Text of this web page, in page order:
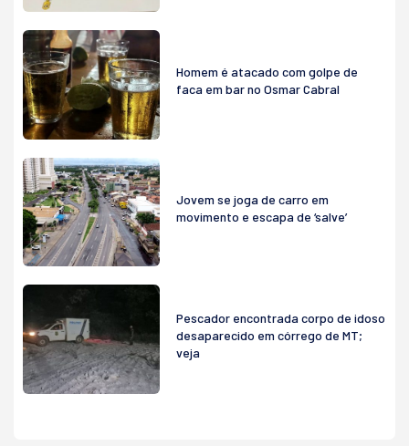
Homem é atacado com golpe de
faca em bar no Osmar Cabral
Jovem se joga de carro em
movimento e escapa de ‘salve’
Pescador encontrada corpo de idoso
desaparecido em córrego de MT;
veja